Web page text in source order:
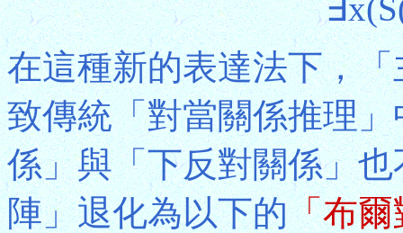
在這種新的表達法下，
致傳統「對當關係推理
係」與「下反對關係」
陣」退化為以下的「布爾